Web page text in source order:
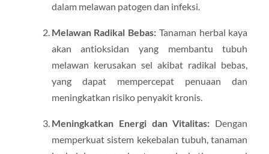
dalam melawan patogen dan infeksi.
Melawan Radikal Bebas: Tanaman herbal kaya
akan antioksidan yang membantu tubuh
melawan kerusakan sel akibat radikal bebas,
yang dapat mempercepat penuaan dan
meningkatkan risiko penyakit kronis.
Meningkatkan Energi dan Vitalitas: Dengan
memperkuat sistem kekebalan tubuh, tanaman